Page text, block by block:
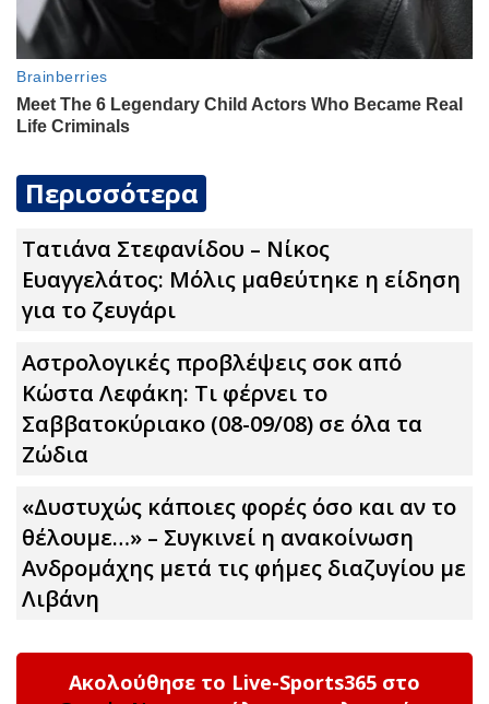
Περισσότερα
Τατιάνα Στεφανίδου – Νίκος
Ευαγγελάτος: Μόλις μαθεύτηκε η είδηση
για το ζευγάρι
Αστρολογικές προβλέψεις σoκ από
Κώστα Λεφάκη: Τι φέρνει το
Σαββατοκύριακο (08-09/08) σε όλα τα
Zώδια
«Δυστυχώς κάποιες φορές όσο και αν το
θέλουμε…» – Συγκινεί η ανακοίνωση
Ανδρομάχης μετά τις φήμες διαζυγίου με
Λιβάνη
Ακολούθησε το Live-Sports365 στο